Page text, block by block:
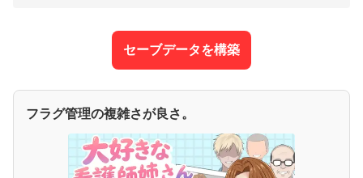
セーブデータを構築
フラグ管理の複雑さが良さ。